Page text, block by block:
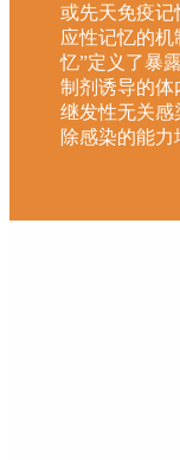
或先天免疫记
应性记忆的机
忆”定义了暴
制剂诱导的体
继发性无关感
除感染的能力